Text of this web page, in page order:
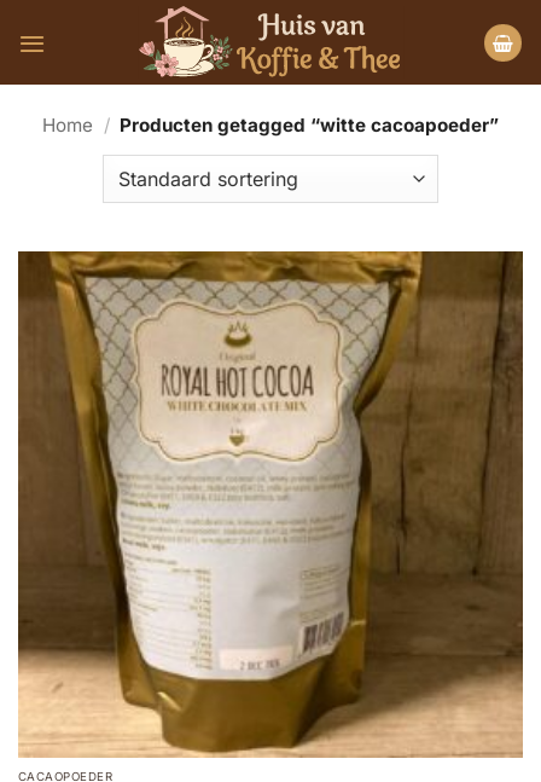
naar
Home / Producten getagged “witte cacoapoeder”
CACAOPOEDER